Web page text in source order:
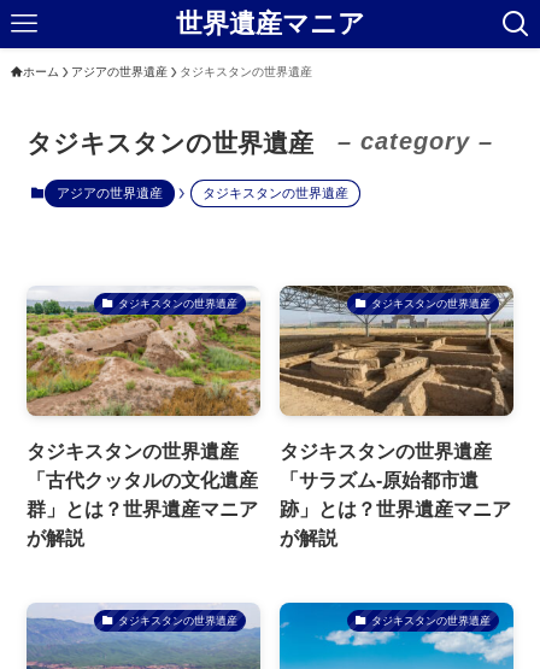
世界遺産マニア
ホーム アジアの世界遺産 タジキスタンの世界遺産
タジキスタンの世界遺産 – category –
アジアの世界遺産 タジキスタンの世界遺産
タジキスタンの世界遺産
タジキスタンの世界遺産
「古代クッタルの文化遺産
群」とは？世界遺産マニア
が解説
タジキスタンの世界遺産
タジキスタンの世界遺産
「サラズム-原始都市遺
跡」とは？世界遺産マニア
が解説
タジキスタンの世界遺産 タジキスタンの世界遺産